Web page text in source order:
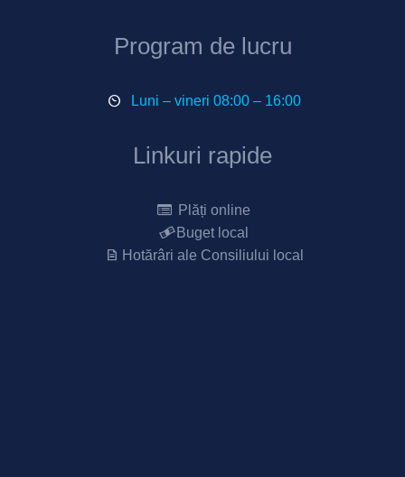
Program de lucru
Luni – vineri 08:00 – 16:00
Linkuri rapide
Plăți online
Buget local
Hotărâri ale Consiliului local